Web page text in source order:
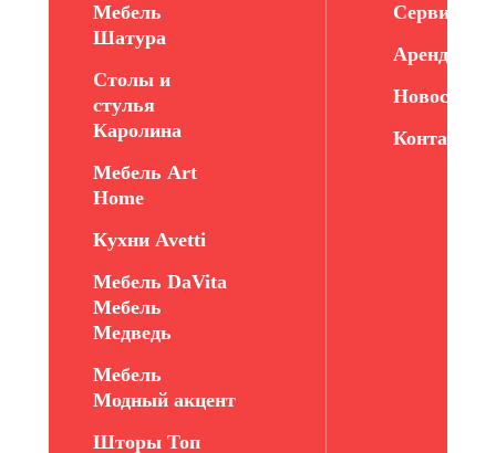
Мебель
Шатура
Столы и
стулья
Каролина
Мебель Art
Home
Кухни Avetti
Мебель DaVita
Мебель
Медведь
Мебель
Модный акцент
Шторы Топ
Сервис
Новости
Контакты